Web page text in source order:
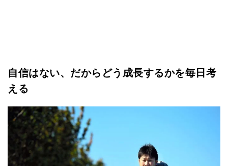
自信はない、だからどう成長するかを毎日考
える